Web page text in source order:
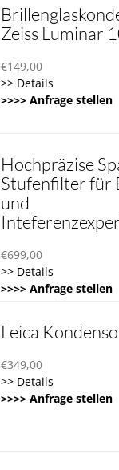
Zeiss Luminar
€149,00
>> Details
>>>> Anfrage stellen
Hochpräzise
Stufenfilter für
und
€699,00
>> Details
>>>> Anfrage stellen
Leica
€349,00
>> Details
>>>> Anfrage stellen